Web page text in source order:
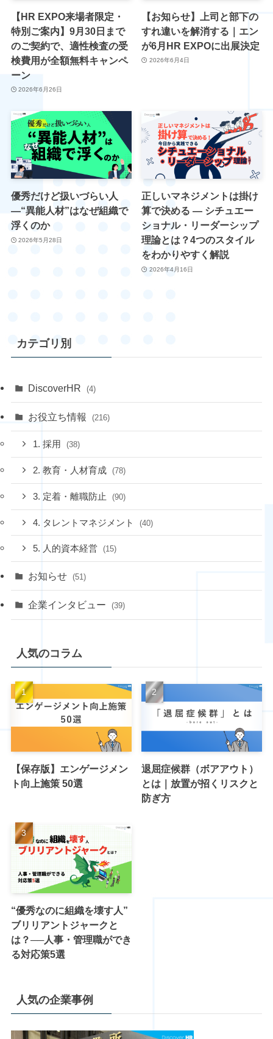
【HR EXPO来場者限定・
特別ご案内】9月30日まで
のご契約で、適性検査の受
検費用が全額無料キャンペ
ーン
2026年6月26日
【お知らせ】上司と部下の
すれ違いを解消する｜エン
が6月HR EXPOに出展決定
2026年6月4日
優秀だけど扱いづらい人
―“異能人材”はなぜ組織で
浮くのか
2026年5月28日
正しいマネジメントは掛け
算で決める ― シチュエー
ショナル・リーダーシップ
理論とは？4つのスタイル
をわかりやすく解説
2026年4月16日
カテゴリ別
DiscoverHR (4)
お役立ち情報 (216)
1. 採用 (38)
2. 教育・人材育成 (78)
3. 定着・離職防止 (90)
4. タレントマネジメント (40)
5. 人的資本経営 (15)
お知らせ (51)
企業インタビュー (39)
人気のコラム
【保存版】エンゲージメン
ト向上施策 50選
退屈症候群（ボアアウト）
とは｜放置が招くリスクと
防ぎ方
“優秀なのに組織を壊す人”
ブリリアントジャークと
は？──人事・管理職ができ
る対応策5選
人気の企業事例